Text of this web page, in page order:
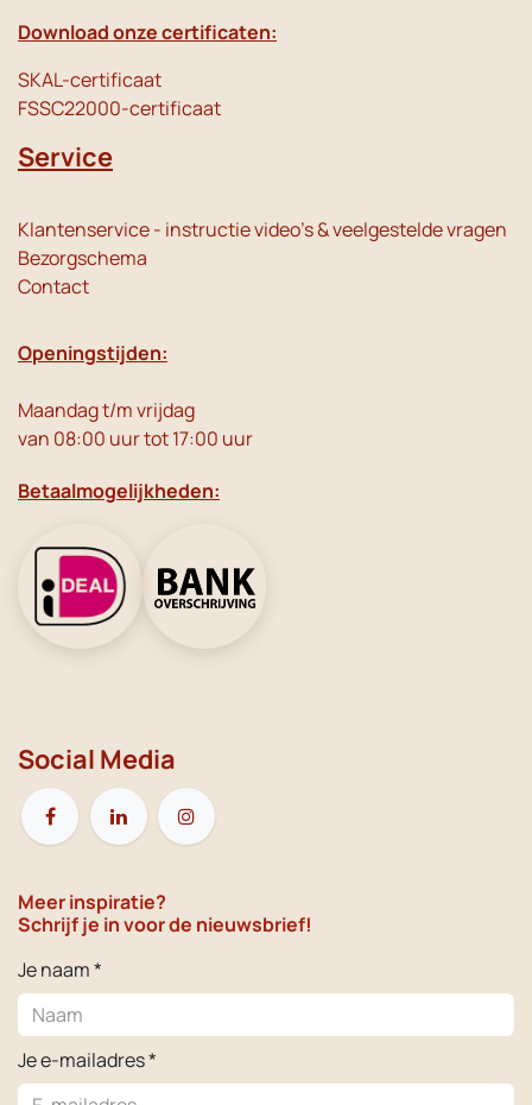
Download onze certificaten:
SKAL-certificaat
FSSC22000-certificaat
Service
Klantenservice - instructie video's & veelgestelde vragen
Bezorgschema
Contact
Openingstijden:
Maandag t/m vrijdag
van 08:00 uur tot 17:00 uur
Betaalmogelijkheden:
Social Media
Meer inspiratie?
Schrijf je in voor de nieuwsbrief!
Je naam *
Je e-mailadres *